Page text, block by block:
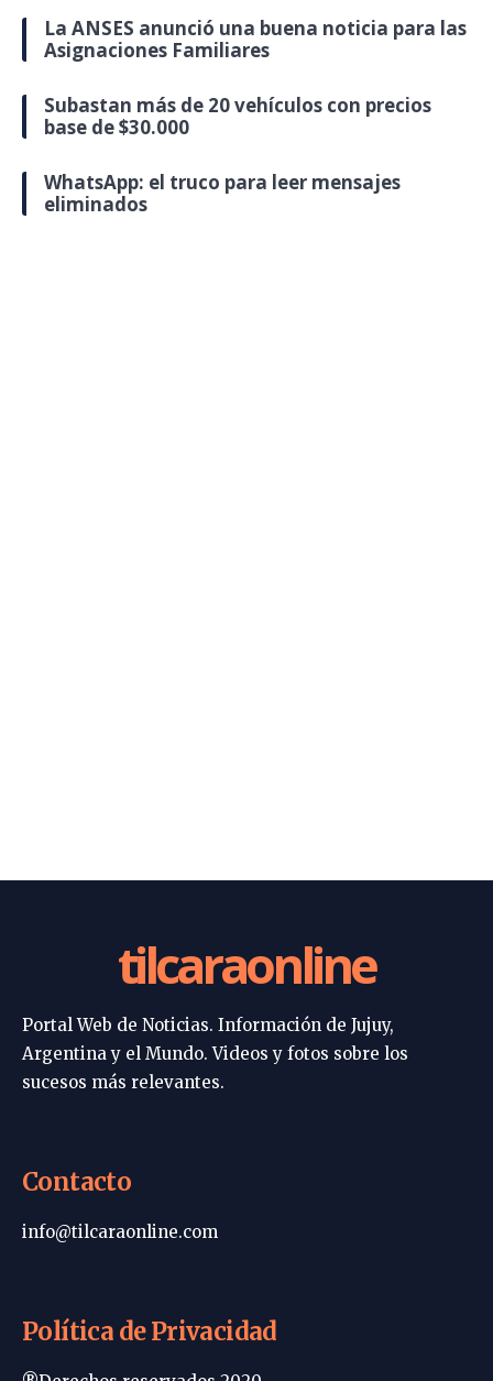
La ANSES anunció una buena noticia para las
Asignaciones Familiares
Subastan más de 20 vehículos con precios
base de $30.000
WhatsApp: el truco para leer mensajes
eliminados
tilcaraonline
Portal Web de Noticias. Información de Jujuy,
Argentina y el Mundo. Videos y fotos sobre los
sucesos más relevantes.
Contacto
info@tilcaraonline.com
Política de Privacidad